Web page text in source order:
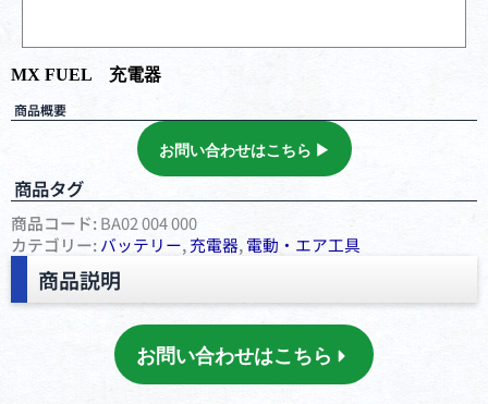
MX FUEL 充電器
商品概要
お問い合わせはこちら ▶︎
商品タグ
商品コード:BA02 004 000
カテゴリー:バッテリー,充電器,電動・エア⼯具
商品説明
お問い合わせはこちら